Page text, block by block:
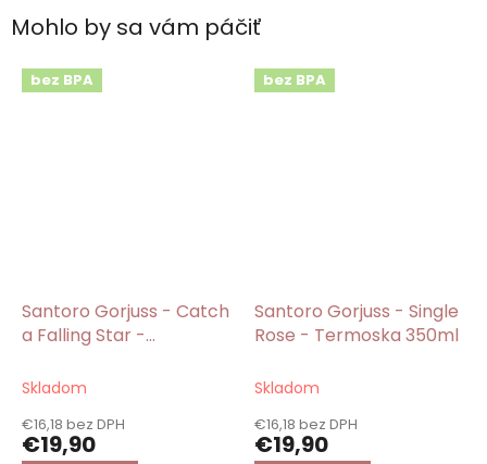
Mohlo by sa vám páčiť
bez BPA
Santoro Gorjuss - Catch
a Falling Star -
Skladom
€16,18 bez DPH
€19,90
bez BPA
Santoro Gorjuss - Single
Rose - Termoska 350ml
Skladom
€16,18 bez DPH
€19,90